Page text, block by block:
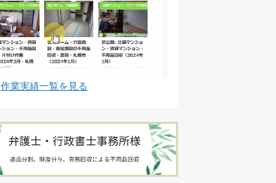
作業実績一覧を見る